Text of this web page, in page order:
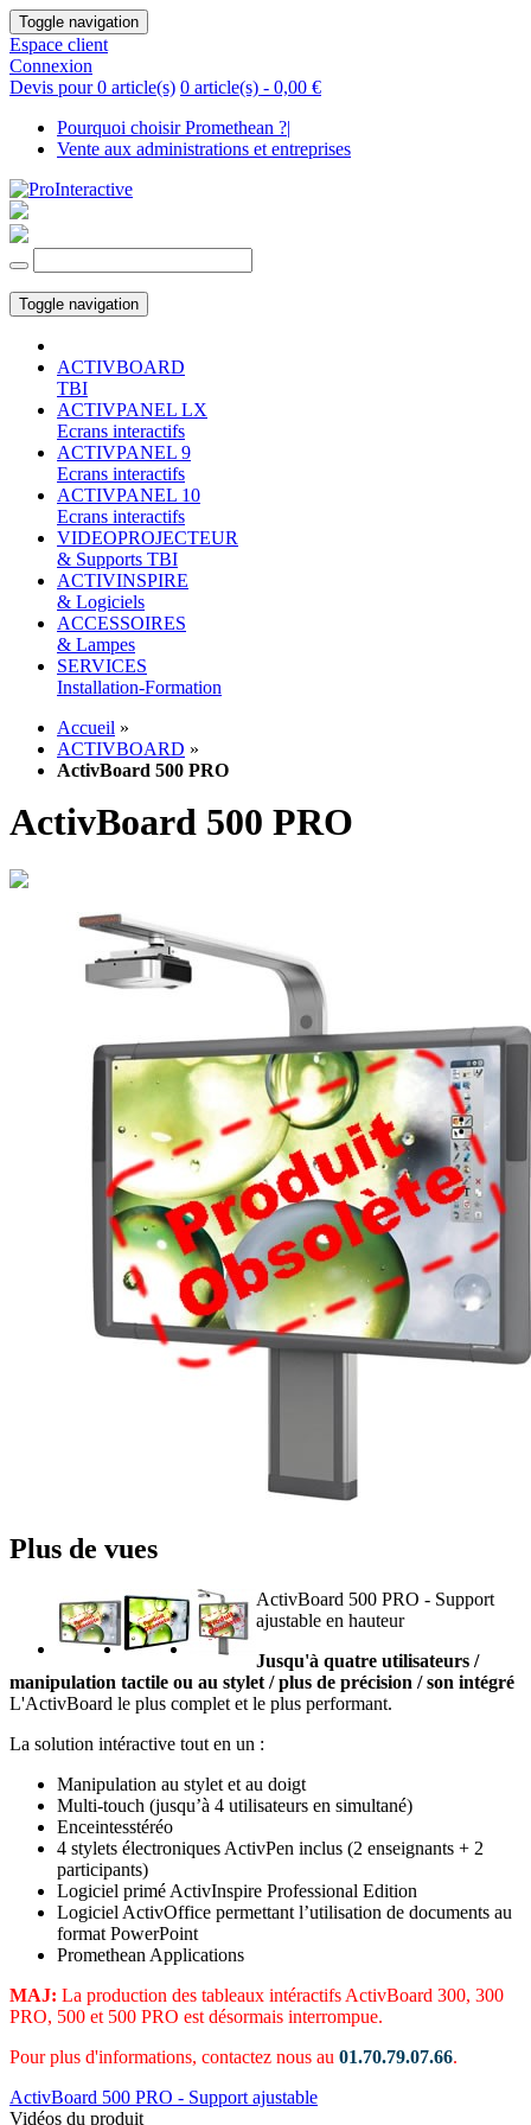
Toggle navigation
Espace client
Connexion
Devis pour 0 article(s) 0 article(s) - 0,00 €
Pourquoi choisir Promethean ?|
Vente aux administrations et entreprises
Toggle navigation
ACTIVBOARD
TBI
ACTIVPANEL LX
Ecrans interactifs
ACTIVPANEL 9
Ecrans interactifs
ACTIVPANEL 10
Ecrans interactifs
VIDEOPROJECTEUR
& Supports TBI
ACTIVINSPIRE
& Logiciels
ACCESSOIRES
& Lampes
SERVICES
Installation-Formation
Accueil »
ACTIVBOARD »
ActivBoard 500 PRO
ActivBoard 500 PRO
Plus de vues
ActivBoard 500 PRO - Support
ajustable en hauteur
Jusqu'à quatre utilisateurs /
manipulation tactile ou au stylet / plus de précision / son intégré
L'ActivBoard le plus complet et le plus performant.
La solution intéractive tout en un :
Manipulation au stylet et au doigt
Multi-touch (jusqu’à 4 utilisateurs en simultané)
Enceintesstéréo
4 stylets électroniques ActivPen inclus (2 enseignants + 2
participants)
Logiciel primé ActivInspire Professional Edition
Logiciel ActivOffice permettant l’utilisation de documents au
format PowerPoint
Promethean Applications
MAJ: La production des tableaux intéractifs ActivBoard 300, 300
PRO, 500 et 500 PRO est désormais interrompue.
Pour plus d'informations, contactez nous au 01.70.79.07.66.
ActivBoard 500 PRO - Support ajustable
Vidéos du produit